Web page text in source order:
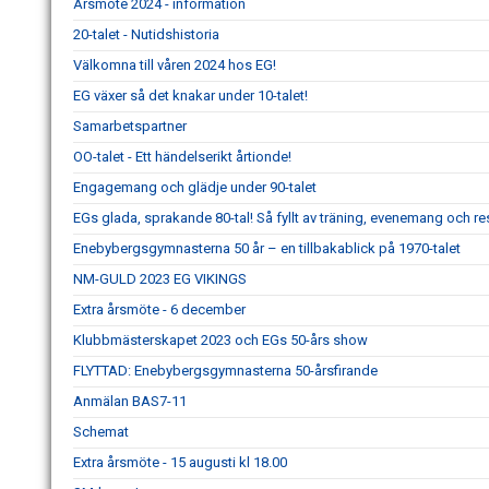
Årsmöte 2024 - information
20-talet - Nutidshistoria
Välkomna till våren 2024 hos EG!
EG växer så det knakar under 10-talet!
Samarbetspartner
OO-talet - Ett händelserikt årtionde!
Engagemang och glädje under 90-talet
EGs glada, sprakande 80-tal! Så fyllt av träning, evenemang och
Enebybergsgymnasterna 50 år – en tillbakablick på 1970-talet
NM-GULD 2023 EG VIKINGS
Extra årsmöte - 6 december
Klubbmästerskapet 2023 och EGs 50-års show
FLYTTAD: Enebybergsgymnasterna 50-årsfirande
Anmälan BAS7-11
Schemat
Extra årsmöte - 15 augusti kl 18.00